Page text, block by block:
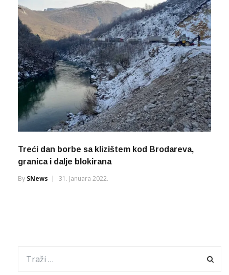
Treći dan borbe sa klizištem kod Brodareva,
granica i dalje blokirana
By SNews 31. Januara 2022.